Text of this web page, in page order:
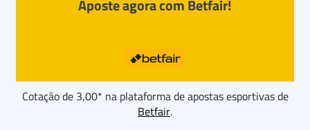
Aposte agora com Betfair!
Cotação de 3,00* na plataforma de apostas esportivas de
Betfair.